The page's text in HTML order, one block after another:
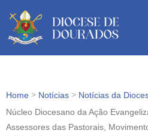
Home > Notícias > Notícias da
Núcleo Diocesano da Ação
Assessores das Pastorais,